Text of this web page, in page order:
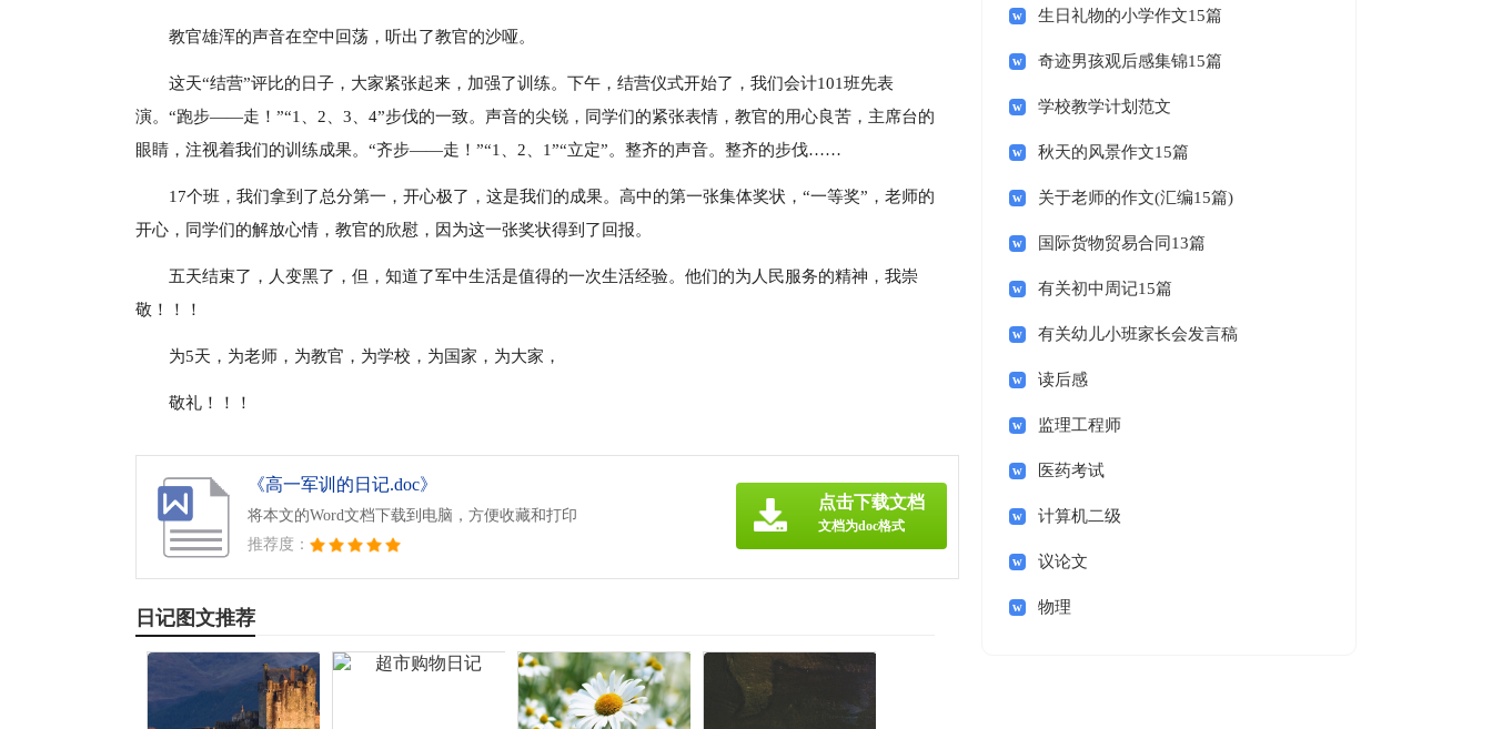
教官雄浑的声音在空中回荡，听出了教官的沙哑。
这天“结营”评比的日子，大家紧张起来，加强了训练。下午，结营仪式开始了，我们会计101班先表
演。“跑步——走！”“1、2、3、4”步伐的一致。声音的尖锐，同学们的紧张表情，教官的用心良苦，主席台的
眼睛，注视着我们的训练成果。“齐步——走！”“1、2、1”“立定”。整齐的声音。整齐的步伐……
17个班，我们拿到了总分第一，开心极了，这是我们的成果。高中的第一张集体奖状，“一等奖”，老师的
开心，同学们的解放心情，教官的欣慰，因为这一张奖状得到了回报。
五天结束了，人变黑了，但，知道了军中生活是值得的一次生活经验。他们的为人民服务的精神，我崇
敬！！！
为5天，为老师，为教官，为学校，为国家，为大家，
敬礼！！！
《高一军训的日记.doc》
将本文的Word文档下载到电脑，方便收藏和打印
推荐度：
点击下载文档
文档为doc格式
日记图文推荐
生日礼物的小学作文15篇
奇迹男孩观后感集锦15篇
学校教学计划范文
秋天的风景作文15篇
关于老师的作文(汇编15篇)
国际货物贸易合同13篇
有关初中周记15篇
有关幼儿小班家长会发言稿
读后感
监理工程师
医药考试
计算机二级
议论文
物理